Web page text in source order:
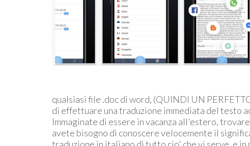
qualsiasi file .doc di word, (QUINDI UN
di effettuare una traduzione immediata del testo
Immaginate di essere in vacanza all'estero,
avete bisogno di conoscere velocemente il